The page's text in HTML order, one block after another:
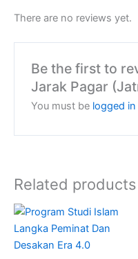
There are no reviews yet.
Be the first to
Jarak Pagar
You must be logged in
Related products